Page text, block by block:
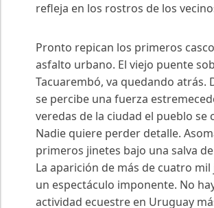
refleja en los rostros de los
Pronto repican los primeros
asfalto urbano. El viejo puente
Tacuarembó, va quedando atrás.
se percibe una fuerza
veredas de la ciudad el pueblo se
Nadie quiere perder detalle.
primeros jinetes bajo una salva
La aparición de más de cuatro mil
un espectáculo imponente. No
actividad ecuestre en Uruguay